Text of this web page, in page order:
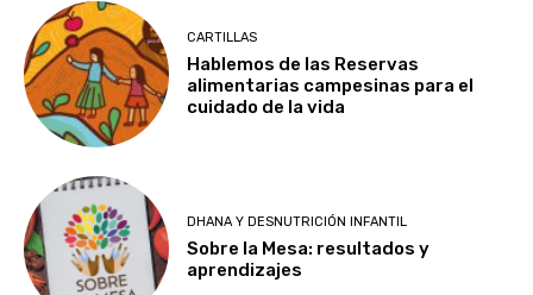
CARTILLAS
Hablemos de las Reservas
alimentarias campesinas para el
cuidado de la vida
DHANA Y DESNUTRICIÓN INFANTIL
Sobre la Mesa: resultados y
aprendizajes